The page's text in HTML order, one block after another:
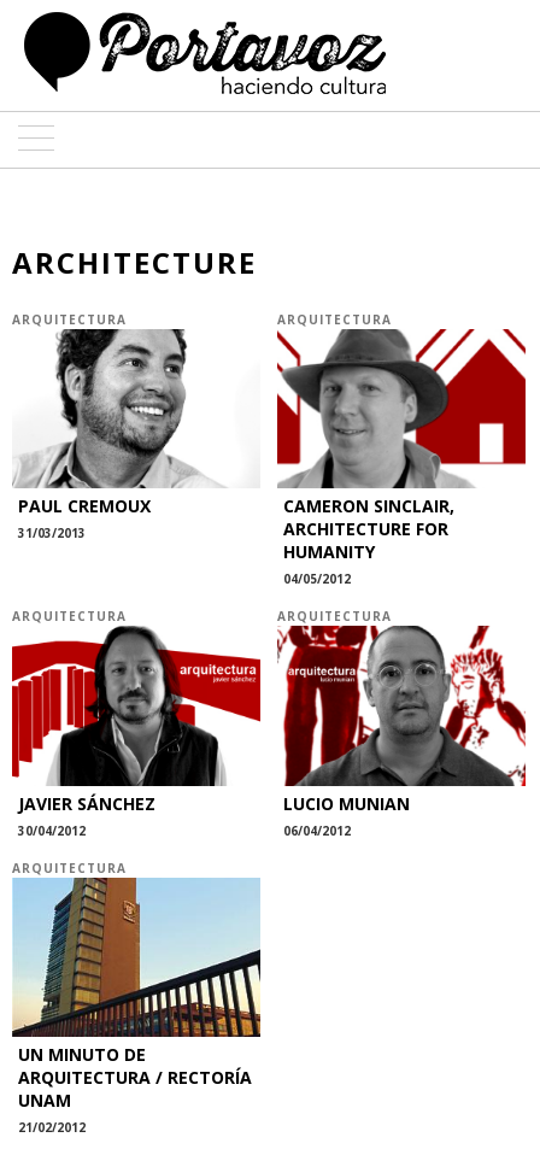
ARQUITECTURA
ENTREVISTAS
COLABORADORES
ARCHITECTURE
ARQUITECTURA
PAUL CREMOUX
31/03/2013
ARQUITECTURA
CAMERON SINCLAIR,
ARCHITECTURE FOR
HUMANITY
04/05/2012
ARQUITECTURA
JAVIER SÁNCHEZ
30/04/2012
ARQUITECTURA
LUCIO MUNIAN
06/04/2012
ARQUITECTURA
UN MINUTO DE
ARQUITECTURA / RECTORÍA
UNAM
21/02/2012